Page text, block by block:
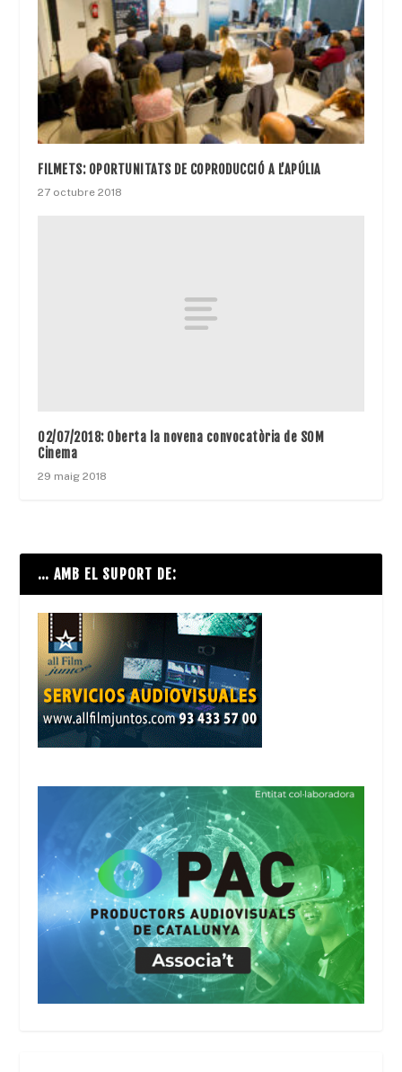
FILMETS: OPORTUNITATS DE COPRODUCCIÓ A L’APÚLIA
27 octubre 2018
02/07/2018: Oberta la novena convocatòria de SOM
Cinema
29 maig 2018
… AMB EL SUPORT DE: